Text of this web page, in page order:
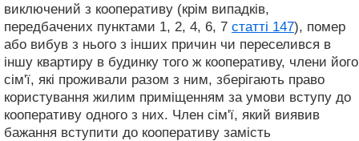
виключений з кооперативу (крім випадків,
передбачених пунктами 1, 2, 4, 6, 7 статті 147), помер
або вибув з нього з інших причин чи переселився в
іншу квартиру в будинку того ж кооперативу, члени його
сім'ї, які проживали разом з ним, зберігають право
користування жилим приміщенням за умови вступу до
кооперативу одного з них. Член сім'ї, який виявив
бажання вступити до кооперативу замість